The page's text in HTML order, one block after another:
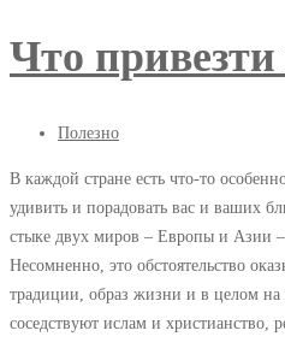
Что
14.03.2018
Полезно
Что
привезти
в
В каждой стране есть что-то
удивить и порадовать вас и ваших
стыке двух миров – Европы и Азии –
Несомненно, это обстоятельство
традиции, образ жизни и в целом на
соседствуют ислам и христианство,